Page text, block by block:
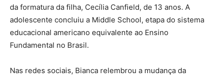
da formatura da filha, Cecília Canfield, de 13 anos. A
adolescente concluiu a Middle School, etapa do sistema
educacional americano equivalente ao Ensino
Fundamental no Brasil.
Nas redes sociais, Bianca relembrou a mudança da